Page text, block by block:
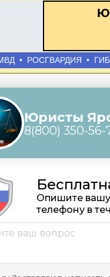
• РОСГВАРДИЯ •